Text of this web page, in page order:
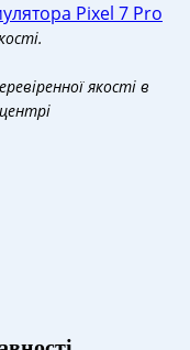
Pixel 7 Pro
якості в